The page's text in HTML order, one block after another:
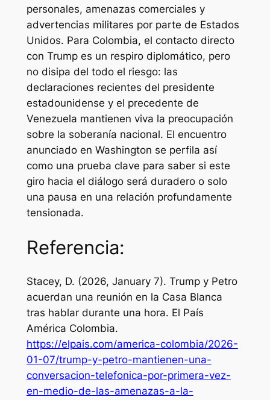
personales, amenazas comerciales y
advertencias militares por parte de Estados
Unidos. Para Colombia, el contacto directo
con Trump es un respiro diplomático, pero
no disipa del todo el riesgo: las
declaraciones recientes del presidente
estadounidense y el precedente de
Venezuela mantienen viva la preocupación
sobre la soberanía nacional. El encuentro
anunciado en Washington se perfila así
como una prueba clave para saber si este
giro hacia el diálogo será duradero o solo
una pausa en una relación profundamente
tensionada.
Referencia:
Stacey, D. (2026, January 7). Trump y Petro
acuerdan una reunión en la Casa Blanca
tras hablar durante una hora. El País
América Colombia.
https://elpais.com/america-colombia/2026-
01-07/trump-y-petro-mantienen-una-
conversacion-telefonica-por-primera-vez-
en-medio-de-las-amenazas-a-la-